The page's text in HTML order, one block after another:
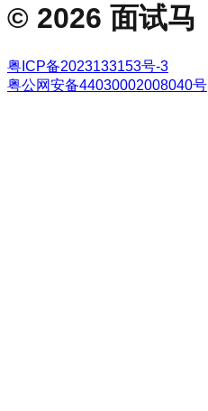
© 2026 面试马
粤ICP备2023133153号-3
粤公网安备44030002008040号